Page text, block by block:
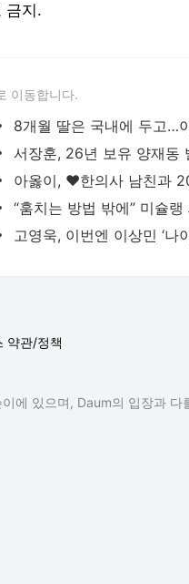
금지.
이동합니다.
약관/정책
에 있으며, Daum의 입장과 다